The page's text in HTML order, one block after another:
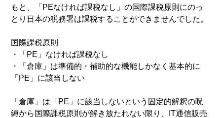
もと、「PEなければ課税なし」の国際課税原則にのっ
とり日本の税務署は課税することができませんでした。
国際課税原則
・「PE」なければ課税なし
・「倉庫」は準備的・補助的な機能しかなく基本的に
「PE」に該当しない
「倉庫」は「PE」に該当しないという固定的解釈の呪
縛から国際課税原則が解き放たれない限り、IT通信販売